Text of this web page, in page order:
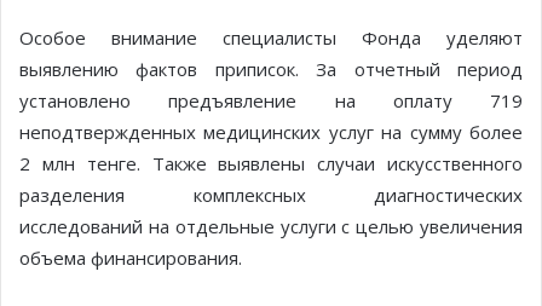
Особое внимание специалисты Фонда уделяют
выявлению фактов приписок. За отчетный период
установлено предъявление на оплату 719
неподтвержденных медицинских услуг на сумму более
2 млн тенге. Также выявлены случаи искусственного
разделения комплексных диагностических
исследований на отдельные услуги с целью увеличения
объема финансирования.